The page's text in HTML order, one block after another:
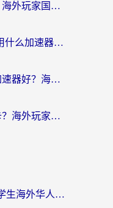
艾希国外加速器哪个好用？海外玩家国服游戏畅玩终极指南（附欧洲玩鸣潮街头篮球实测）
美国玩哈利波特·魔法觉醒用什么加速器？告别延迟的终极指南（含免费QQ炫舞方案+印尼妄想山海秘籍）
在欧洲打幻想江湖用什么加速器好？海外玩家国服游戏畅玩指南
加拿大玩第九大陆怎么不卡？海外玩家国服游戏加速全攻略（附足球世界萤火突击实测）
在国外怎么看优酷app？留学生海外华人必看的无限制追剧指南